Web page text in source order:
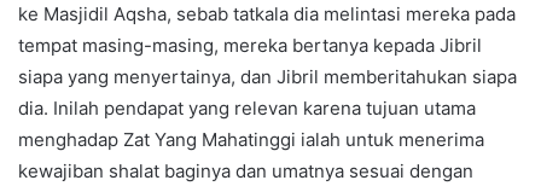
ke Masjidil Aqsha, sebab tatkala dia melintasi mereka pada
tempat masing-masing, mereka bertanya kepada Jibril
siapa yang menyertainya, dan Jibril memberitahukan siapa
dia. Inilah pendapat yang relevan karena tujuan utama
menghadap Zat Yang Mahatinggi ialah untuk menerima
kewajiban shalat baginya dan umatnya sesuai dengan